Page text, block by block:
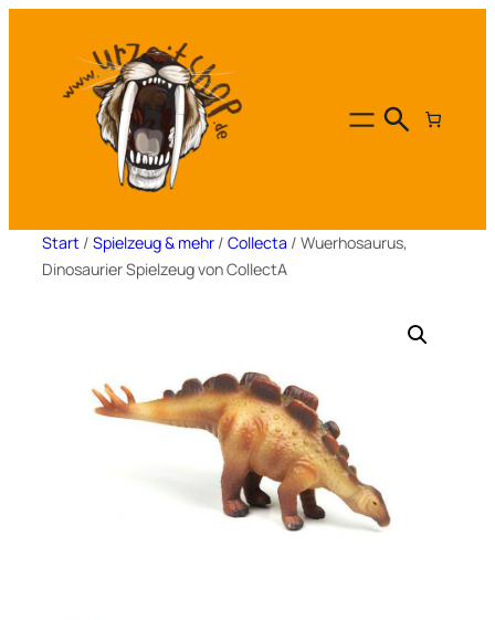
Start / Spielzeug & mehr / Collecta / Wuerhosaurus,
Dinosaurier Spielzeug von CollectA